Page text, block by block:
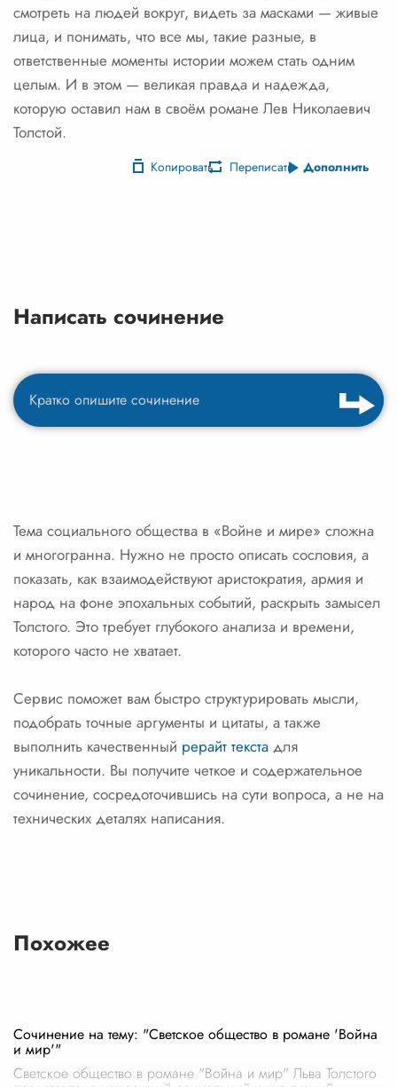
смотреть на людей вокруг, видеть за масками — живые
лица, и понимать, что все мы, такие разные, в
ответственные моменты истории можем стать одним
целым. И в этом — великая правда и надежда,
которую оставил нам в своём романе Лев Николаевич
Толстой.
Копировать Переписать Дополнить
Написать сочинение
Тема социального общества в «Войне и мире» сложна
и многогранна. Нужно не просто описать сословия, а
показать, как взаимодействуют аристократия, армия и
народ на фоне эпохальных событий, раскрыть замысел
Толстого. Это требует глубокого анализа и времени,
которого часто не хватает.
Сервис поможет вам быстро структурировать мысли,
подобрать точные аргументы и цитаты, а также
выполнить качественный рерайт текста для
уникальности. Вы получите четкое и содержательное
сочинение, сосредоточившись на сути вопроса, а не на
технических деталях написания.
Похожее
Сочинение на тему: "Светское общество в романе 'Война
и мир'"
Светское общество в романе "Война и мир" Льва Толстого